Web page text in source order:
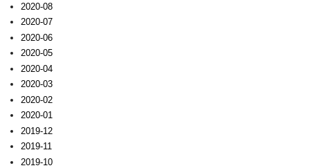
2020-08
2020-07
2020-06
2020-05
2020-04
2020-03
2020-02
2020-01
2019-12
2019-11
2019-10